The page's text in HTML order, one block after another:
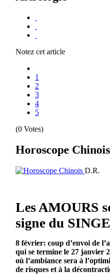
Notez cet article
1
2
3
4
5
(0 Votes)
Horoscope Chinois
D.R.
Les AMOURS
signe du SINGE
8 février: coup d’envoi de
qui se termine le 27 janvier
où l’ambiance sera à
de risques et à la